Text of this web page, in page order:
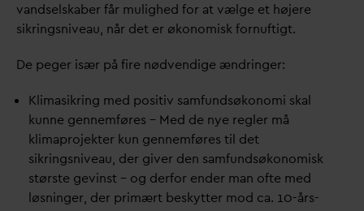
vandselskaber får mulighed for at vælge et højere
sikringsniveau, når det er økonomisk fornuftigt.
De peger især på fire nødvendige ændringer:
Klimasikring med positiv samfundsøkonomi skal
kunne gennemføres – Med de nye regler må
klimaprojekter kun gennemføres til det
sikringsniveau, der giver den samfundsøkonomisk
største gevinst – og derfor ender man ofte med
løsninger, der primært beskytter mod ca. 10-års-